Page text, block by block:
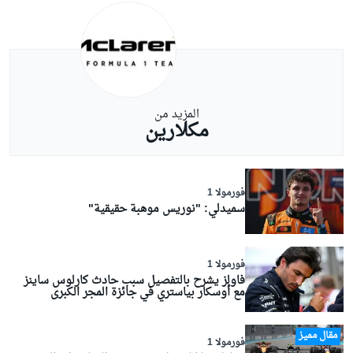
المزيد من
مكلارين
فورمولا 1
سميدلي: "نوريس موهبة حقيقية"
فورمولا 1
فاولز يشرح بالتفصيل سبب حادث كارلوس ساينز
مع أوسكار بياستري في جائزة المجر الكبرى
مقال مميز فورمولا 1